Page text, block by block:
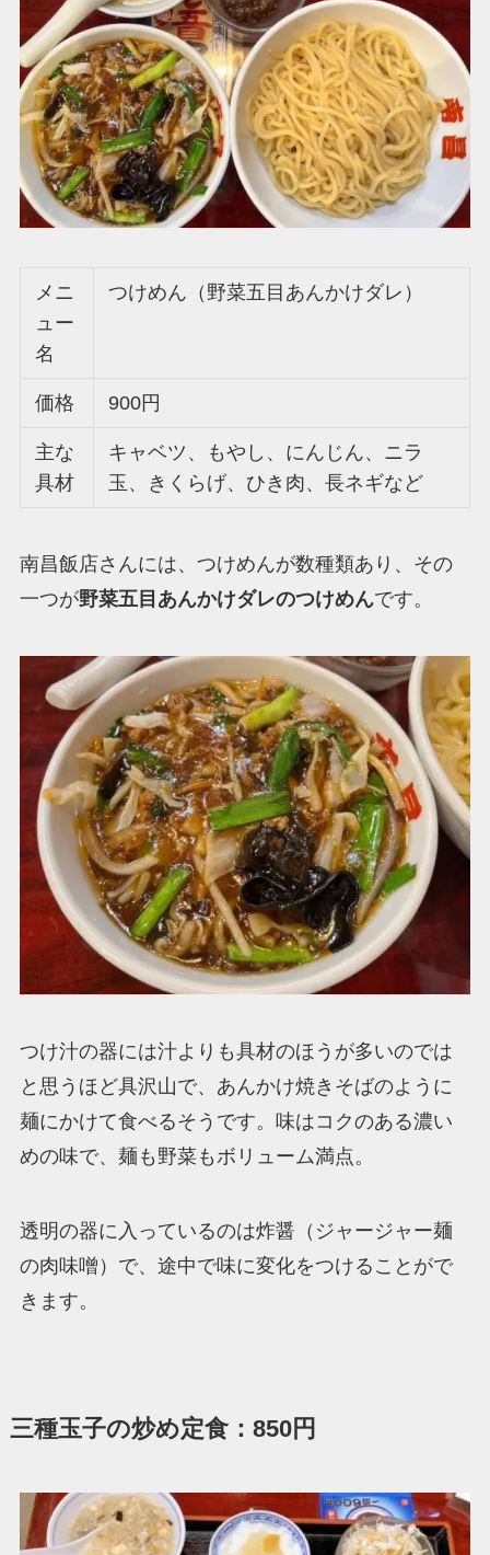
メニ
ュー
名
つけめん（野菜五目あんかけダレ）
価格 900円
主な
具材
キャベツ、もやし、にんじん、ニラ
玉、きくらげ、ひき肉、長ネギなど
南昌飯店さんには、つけめんが数種類あり、その
一つが野菜五目あんかけダレのつけめんです。
つけ汁の器には汁よりも具材のほうが多いのでは
と思うほど具沢山で、あんかけ焼きそばのように
麺にかけて食べるそうです。味はコクのある濃い
めの味で、麺も野菜もボリューム満点。
透明の器に入っているのは炸醤（ジャージャー麺
の肉味噌）で、途中で味に変化をつけることがで
きます。
三種玉子の炒め定食：850円